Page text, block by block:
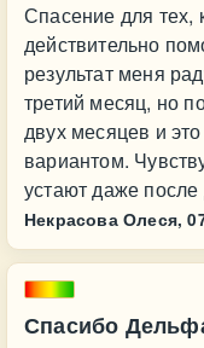
Спасение для тех,
действительно
результат меня
третий месяц, но
двух месяцев и
вариантом.
устают даже
Некрасова Олеся,
Спасибо